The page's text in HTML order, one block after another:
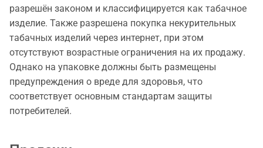
разрешён законом и классифицируется как табачное
изделие. Также разрешена покупка некурительных
табачных изделий через интернет, при этом
отсутствуют возрастные ограничения на их продажу.
Однако на упаковке должны быть размещены
предупреждения о вреде для здоровья, что
соответствует основным стандартам защиты
потребителей.